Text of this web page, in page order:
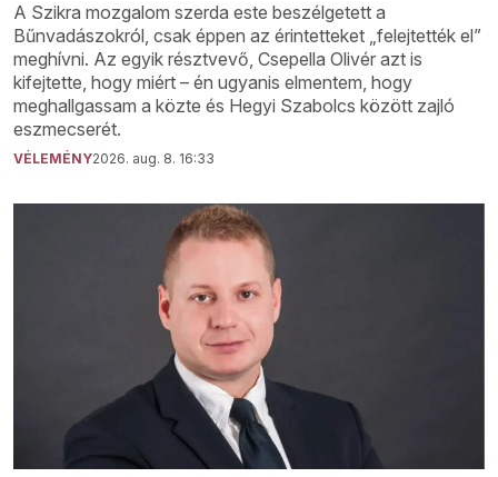
A Szikra mozgalom szerda este beszélgetett a
Bűnvadászokról, csak éppen az érintetteket „felejtették el”
meghívni. Az egyik résztvevő, Csepella Olivér azt is
kifejtette, hogy miért – én ugyanis elmentem, hogy
meghallgassam a közte és Hegyi Szabolcs között zajló
eszmecserét.
VÉLEMÉNY2026. aug. 8. 16:33